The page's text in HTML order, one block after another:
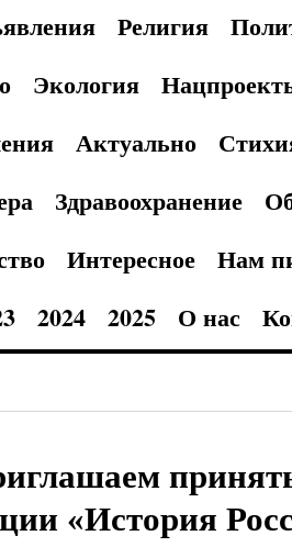
Религия
Экология
Актуально
Здравоохранение
Интересное
Нам
2024 2025 О нас
«История